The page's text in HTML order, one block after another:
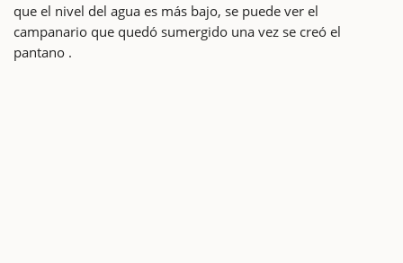
que el nivel del agua es más bajo, se puede ver el
campanario que quedó sumergido una vez se creó el
pantano .